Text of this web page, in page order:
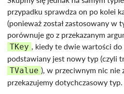
przypadku sprawdza on po kolei
(ponieważ został zastosowany w
porównuje go z przekazanym
TKey , kiedy te dwie wartości do
podstawiany jest nowy typ (czyli
TValue ), w przeciwnym nic nie
przekazujemy dotychczasowy typ.